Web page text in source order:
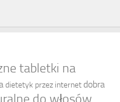
tabletki na
dietetyk przez internet dobra